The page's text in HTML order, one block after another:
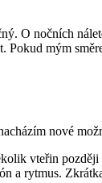
O nočních
Pokud mým
nové
vteřin
a rytmus.